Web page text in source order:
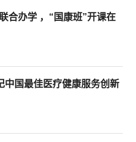
合办学 ，“国康班”开课在
中国最佳医疗健康服务创新